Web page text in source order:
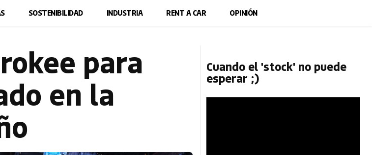
SOSTENIBILIDAD INDUSTRIA RENT A CAR OPINIÓN
para
en la
Cuando el 'stock' no puede
esperar ;)